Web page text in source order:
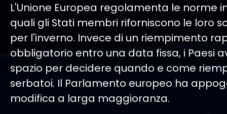
L'Unione Europea regolamenta le norme
quali gli Stati membri riforniscono le loro
per l'inverno. Invece di un riempimento
obbligatorio entro una data fissa, i Paesi
spazio per decidere quando e come
serbatoi. Il Parlamento europeo ha
modifica a larga maggioranza.